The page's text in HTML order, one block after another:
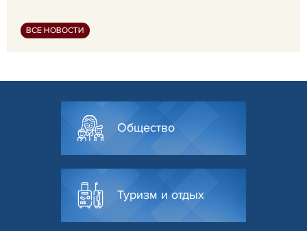
ВСЕ НОВОСТИ
Общество
Туризм и отдых